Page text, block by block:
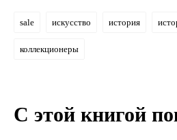
sale искусство история
коллекционеры
С этой книгой